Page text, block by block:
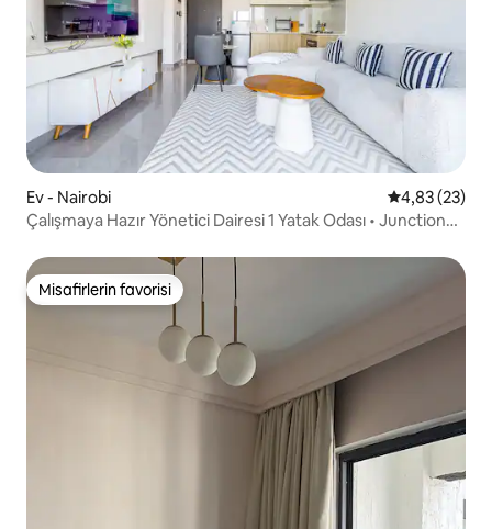
Ev - Nairobi 5 üzerinden
4,83 (23)
Çalışmaya Hazır Yönetici Dairesi 1 Yatak Odası • Junction
Misafirlerin favorisi
Misafirlerin favorisi